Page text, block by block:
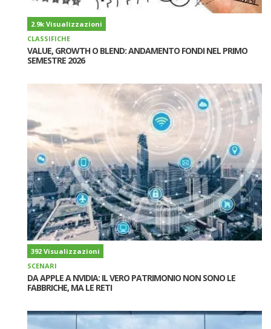
2.9k Visualizzazioni
CLASSIFICHE
VALUE, GROWTH O BLEND: ANDAMENTO FONDI NEL PRIMO
SEMESTRE 2026
392 Visualizzazioni
SCENARI
DA APPLE A NVIDIA: IL VERO PATRIMONIO NON SONO LE
FABBRICHE, MA LE RETI